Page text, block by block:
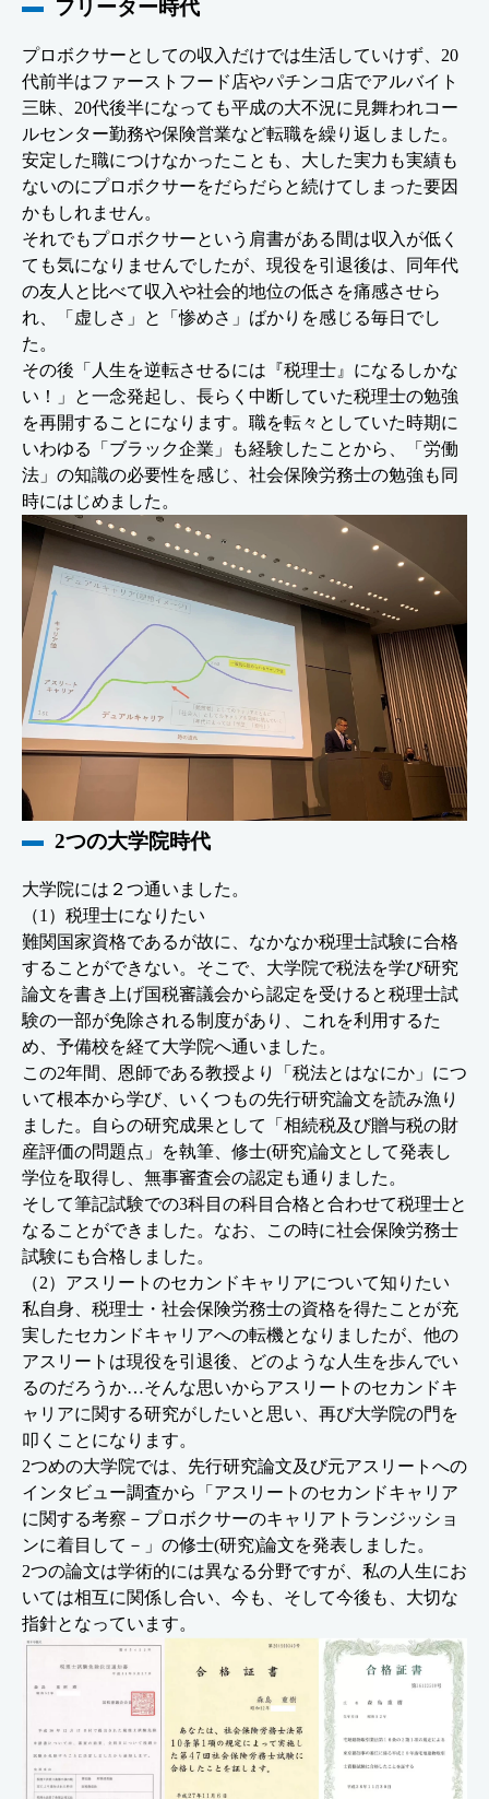
フリーター時代
プロボクサーとしての収入だけでは生活していけず、20
代前半はファーストフード店やパチンコ店でアルバイト
三昧、20代後半になっても平成の大不況に見舞われコー
ルセンター勤務や保険営業など転職を繰り返しました。
安定した職につけなかったことも、大した実力も実績も
ないのにプロボクサーをだらだらと続けてしまった要因
かもしれません。
それでもプロボクサーという肩書がある間は収入が低く
ても気になりませんでしたが、現役を引退後は、同年代
の友人と比べて収入や社会的地位の低さを痛感させら
れ、「虚しさ」と「惨めさ」ばかりを感じる毎日でし
た。
その後「人生を逆転させるには『税理士』になるしかな
い！」と一念発起し、長らく中断していた税理士の勉強
を再開することになります。職を転々としていた時期に
いわゆる「ブラック企業」も経験したことから、「労働
法」の知識の必要性を感じ、社会保険労務士の勉強も同
時にはじめました。
2つの大学院時代
大学院には２つ通いました。
（1）税理士になりたい
難関国家資格であるが故に、なかなか税理士試験に合格
することができない。そこで、大学院で税法を学び研究
論文を書き上げ国税審議会から認定を受けると税理士試
験の一部が免除される制度があり、これを利用するた
め、予備校を経て大学院へ通いました。
この2年間、恩師である教授より「税法とはなにか」につ
いて根本から学び、いくつもの先行研究論文を読み漁り
ました。自らの研究成果として「相続税及び贈与税の財
産評価の問題点」を執筆、修士(研究)論文として発表し
学位を取得し、無事審査会の認定も通りました。
そして筆記試験での3科目の科目合格と合わせて税理士と
なることができました。なお、この時に社会保険労務士
試験にも合格しました。
（2）アスリートのセカンドキャリアについて知りたい
私自身、税理士・社会保険労務士の資格を得たことが充
実したセカンドキャリアへの転機となりましたが、他の
アスリートは現役を引退後、どのような人生を歩んでい
るのだろうか…そんな思いからアスリートのセカンドキ
ャリアに関する研究がしたいと思い、再び大学院の門を
叩くことになります。
2つめの大学院では、先行研究論文及び元アスリートへの
インタビュー調査から「アスリートのセカンドキャリア
に関する考察－プロボクサーのキャリアトランジッショ
ンに着目して－」の修士(研究)論文を発表しました。
2つの論文は学術的には異なる分野ですが、私の人生にお
いては相互に関係し合い、今も、そして今後も、大切な
指針となっています。